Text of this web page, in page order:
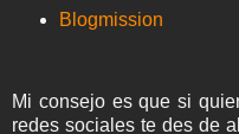
Blogmission
Mi consejo es que si
redes sociales te des de